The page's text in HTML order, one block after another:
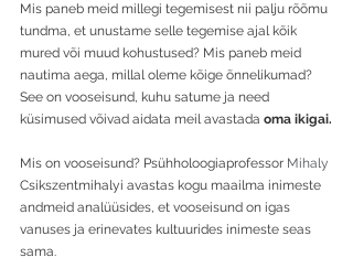
Mis paneb meid millegi tegemisest nii palju rõõmu
tundma, et unustame selle tegemise ajal kõik
mured või muud kohustused? Mis paneb meid
nautima aega, millal oleme kõige õnnelikumad?
See on vooseisund, kuhu satume ja need
küsimused võivad aidata meil avastada oma ikigai.
Mis on vooseisund? Psühholoogiaprofessor Mihaly
Csikszentmihalyi avastas kogu maailma inimeste
andmeid analüüsides, et vooseisund on igas
vanuses ja erinevates kultuurides inimeste seas
sama.